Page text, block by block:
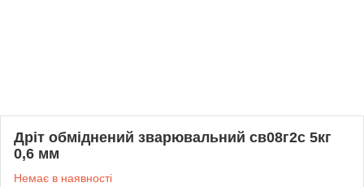
Дріт обміднений зварювальний св08г2с 5кг
0,6 мм
Немає в наявності